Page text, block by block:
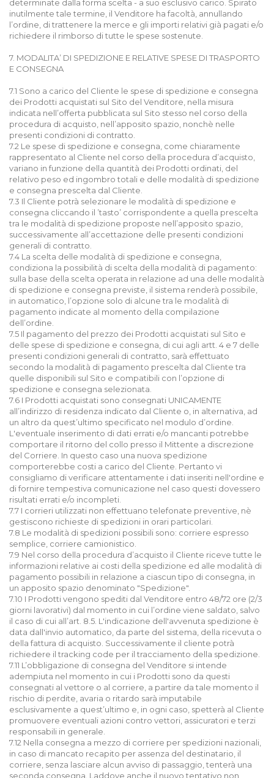
determinate dalla forma scelta - a suo esclusivo carico. Spirato
inutilmente tale termine, il Venditore ha facoltà, annullando
l’ordine, di trattenere la merce e gli importi relativi già pagati e/o
richiedere il rimborso di tutte le spese sostenute.
7. MODALITA’ DI SPEDIZIONE E RELATIVE SPESE DI TRASPORTO
E CONSEGNA
7.1 Sono a carico del Cliente le spese di spedizione e consegna
dei Prodotti acquistati sul Sito del Venditore, nella misura
indicata nell’offerta pubblicata sul Sito stesso nel corso della
procedura di acquisto, nell’apposito spazio, nonchè nelle
presenti condizioni di contratto.
7.2 Le spese di spedizione e consegna, come chiaramente
rappresentato al Cliente nel corso della procedura d’acquisto,
variano in funzione della quantità dei Prodotti ordinati, del
relativo peso ed ingombro totali e delle modalità di spedizione
e consegna prescelta dal Cliente.
7.3 Il Cliente potrà selezionare le modalità di spedizione e
consegna cliccando il ’tasto’ corrispondente a quella prescelta
tra le modalità di spedizione proposte nell’apposito spazio,
successivamente all’accettazione delle presenti condizioni
generali di contratto.
7.4 La scelta delle modalità di spedizione e consegna,
condiziona la possibilità di scelta della modalità di pagamento:
sulla base della scelta operata in relazione ad una delle modalità
di spedizione e consegna previste, il sistema renderà possibile,
in automatico, l’opzione solo di alcune tra le modalità di
pagamento indicate al momento della compilazione
dell’ordine.
7.5 Il pagamento del prezzo dei Prodotti acquistati sul Sito e
delle spese di spedizione e consegna, di cui agli artt. 4 e 7 delle
presenti condizioni generali di contratto, sarà effettuato
secondo la modalità di pagamento prescelta dal Cliente tra
quelle disponibili sul Sito e compatibili con l’opzione di
spedizione e consegna selezionata.
7.6 I Prodotti acquistati sono consegnati UNICAMENTE
all’indirizzo di residenza indicato dal Cliente o, in alternativa, ad
un altro da quest’ultimo specificato nel modulo d’ordine.
L'eventuale inserimento di dati errati e/o mancanti potrebbe
comportare il ritorno del collo presso il Mittente a discrezione
del Corriere. In questo caso una nuova spedizione
comporterebbe costi a carico del Cliente. Pertanto vi
consigliamo di verificare attentamente i dati inseriti nell'ordine e
di fornire tempestiva comunicazione nel caso questi dovessero
risultati errati e/o incompleti.
7.7 I corrieri utilizzati non effettuano telefonate preventive, nè
gestiscono richieste di spedizioni in orari particolari.
7.8 Le modalità di spedizioni possibili sono: corriere espresso
semplice, corriere camionistico.
7.9 Nel corso della procedura d’acquisto il Cliente riceve tutte le
informazioni relative ai costi della spedizione ed alle modalità di
pagamento possibili in relazione a ciascun tipo di consegna, in
un apposito spazio denominato "Spedizione".
7.10 I Prodotti vengono spediti dal Venditore entro 48/72 ore (2/3
giorni lavorativi) dal momento in cui l’ordine viene saldato, salvo
il caso di cui all’art. 8.5. L'indicazione dell'avvenuta spedizione è
data dall'invio automatico, da parte del sistema, della ricevuta o
della fattura di acquisto. Successivamente il cliente potrà
richiedere il tracking code per il tracciamento della spedizione.
7.11 L’obbligazione di consegna del Venditore si intende
adempiuta nel momento in cui i Prodotti sono da questi
consegnati al vettore o al corriere, a partire da tale momento il
rischio di perdite, avaria o ritardo sarà imputabile
esclusivamente a quest’ultimo e, in ogni caso, spetterà al Cliente
promuovere eventuali azioni contro vettori, assicuratori e terzi
responsabili in generale.
7.12 Nella consegna a mezzo di corriere per spedizioni nazionali,
in caso di mancato recapito per assenza del destinatario, il
corriere, senza lasciare alcun avviso di passaggio, tenterà una
seconda consegna. Laddove anche il nuovo tentativo non